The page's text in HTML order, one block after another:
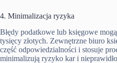
4. Minimalizacja ryzyka
Błędy podatkowe lub księgowe
tysięcy złotych. Zewnętrzne biuro
część odpowiedzialności i stosuje
minimalizują ryzyko kar i